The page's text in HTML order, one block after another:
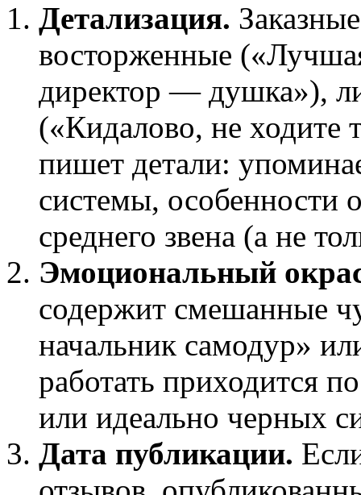
Детализация.
восторженные
директор — душка»),
(«Кидалово, не ходите
пишет детали:
системы, особенности
среднего звена (а не
Эмоциональный
содержит смешанные
начальник самодур»
работать приходится
или идеально черных
Дата публикации.